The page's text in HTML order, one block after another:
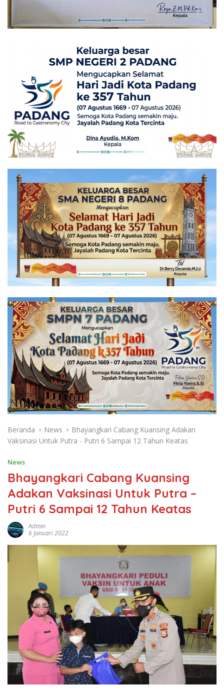
Beranda News
Bhayangkari Cabang Kuansing Adakan
Vaksinasi Untuk Putra - Putri 6 Sampai 12 Tahun Keatas
News
Bhayangkari Cabang Kuansing
Adakan Vaksinasi Untuk Putra –
Putri 6 Sampai 12 Tahun Keatas
Admin
6 Januari 2022